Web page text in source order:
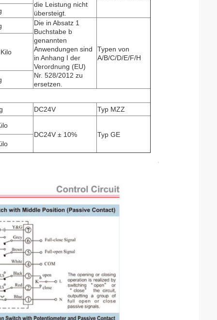
die Leistung nicht
übersteigt.
Die in Absatz 1
Buchstabe b
genannten
Anwendungen sind
in Anhang I der
Verordnung (EU)
Nr. 528/2012 zu
ersetzen.
Typen von
A/B/C/D/E/F/H
DC24V
Typ MZZ
DC24V ± 10%
Typ GE